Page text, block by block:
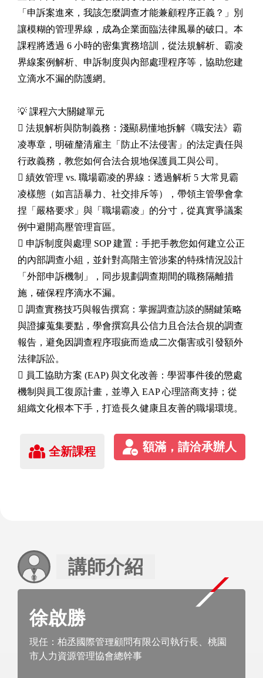
「申訴案進來，我該怎麼調查才能兼顧程序正義？」別
讓模糊的管理界線，成為企業面臨法律風暴的破口。本
課程將透過 6 小時的密集實務培訓，從法規解析、霸凌
界線案例解析、申訴制度與內部處理程序等，協助您建
立滴水不漏的防護網。
💡 課程六大關鍵單元
 法規解析與防制義務：淺顯易懂地拆解《職安法》霸
凌專章，明確釐清雇主「防止不法侵害」的法定責任與
行政義務，教您如何合法合規地保護員工與公司。
 績效管理 vs. 職場霸凌的界線：透過解析 5 大常見霸
凌樣態（如言語暴力、社交排斥等），帶領主管學會拿
捏「嚴格要求」與「職場霸凌」的分寸，從真實爭議案
例中避開高壓管理盲區。
 申訴制度與處理 SOP 建置：手把手教您如何建立公正
的內部調查小組，並針對高階主管涉案的特殊情況設計
「外部申訴機制」，同步規劃調查期間的職務隔離措
施，確保程序滴水不漏。
 調查實務技巧與報告撰寫：掌握調查訪談的關鍵策略
與證據蒐集要點，學會撰寫具公信力且合法合規的調查
報告，避免因調查程序瑕疵而造成二次傷害或引發額外
法律訴訟。
 員工協助方案 (EAP) 與文化改善：學習事件後的懲處
機制與員工復原計畫，並導入 EAP 心理諮商支持；從
組織文化根本下手，打造長久健康且友善的職場環境。
全新課程
講師介紹
徐啟勝
現任：柏丞國際管理顧問有限公司執行長、桃園
市人力資源管理協會總幹事